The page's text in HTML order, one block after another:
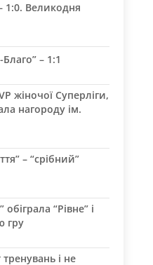
1:0. Великодня
– 1:1
жіночої Суперліги,
нагороду ім.
– “срібний”
“Рівне” і
гру
і не